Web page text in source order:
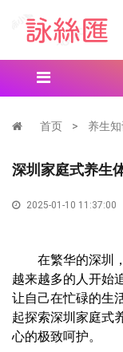
首页 > 养生
深圳家庭式养生
2025-01-10 11:37:00
在繁华的深圳，
越来越多的人开始
让自己在忙碌的生
起探索深圳家庭式
心的极致呵护。